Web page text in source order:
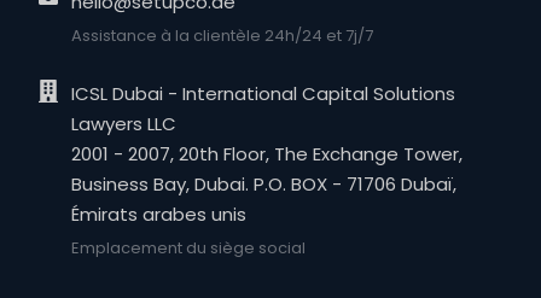
Assistance à la clientèle 24h/24 et 7j/7
ICSL Dubai - International Capital Solutions
Lawyers LLC
2001 - 2007, 20th Floor, The Exchange Tower,
Business Bay, Dubai. P.O. BOX - 71706 Dubaï,
Émirats arabes unis
Emplacement du siège social